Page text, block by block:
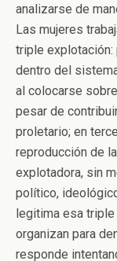
analizarse de
Las mujeres
triple explotación:
dentro del
al colocarse
pesar de
proletario; en
reproducción de
explotadora, sin
político,
legitima esa
organizan para
responde